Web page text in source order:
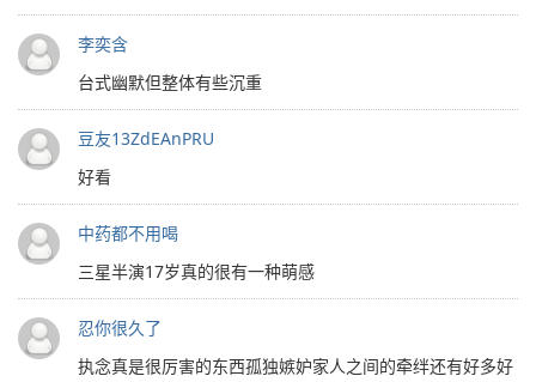
李奕含
台式幽默但整体有些沉重
豆友13ZdEAnPRU
好看
中药都不用喝
三星半演17岁真的很有一种萌感
忍你很久了
执念真是很厉害的东西孤独嫉妒家人之间的牵绊还有好多好